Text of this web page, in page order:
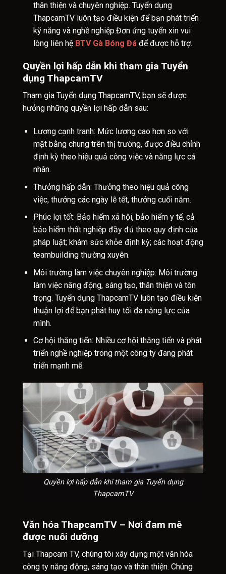
thân thiện và chuyên nghiệp. Tuyển dụng
ThapcamTV luôn tạo điều kiện để bạn phát triển
kỹ năng và nghề nghiệp.Đơn ứng tuyển xin vui
lòng liên hệ BTV Gà Bóng Đá để được hỗ trợ.
Quyền lợi hấp dẫn khi tham gia Tuyển
dụng ThapcamTV
Tham gia Tuyển dụng ThapcamTV, bạn sẽ được
hưởng những quyền lợi hấp dẫn sau:
Lương cạnh tranh: Mức lương cao hơn so với
mặt bằng chung trên thị trường, được điều chỉnh
định kỳ theo hiệu quả công việc và năng lực cá
nhân.
Thưởng hấp dẫn: Thưởng theo hiệu quả công
việc, thưởng các ngày lễ tết, thưởng cuối năm.
Phúc lợi tốt: Bảo hiểm xã hội, bảo hiểm y tế, cả
bảo hiểm thất nghiệp đầy đủ theo quy định của
pháp luật; khám sức khỏe định kỳ; các hoạt động
teambuilding thường xuyên.
Môi trường làm việc chuyên nghiệp: Môi trường
làm việc năng động, sáng tạo, thân thiện và tôn
trọng. Tuyển dụng ThapcamTV luôn tạo điều kiện
thuận lợi để bạn phát huy tối đa năng lực của
mình.
Cơ hội thăng tiến: Nhiều cơ hội thăng tiến và phát
triển nghề nghiệp trong một công ty đang phát
triển mạnh mẽ.
Quyền lợi hấp dẫn khi tham gia Tuyển dụng
ThapcamTV
Văn hóa ThapcamTV – Nơi đam mê
được nuôi dưỡng
Tại Thapcam TV, chúng tôi xây dựng một văn hóa
công ty năng động, sáng tạo và thân thiện. Chúng